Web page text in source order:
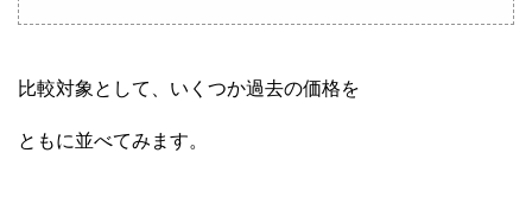
比較対象として、いくつか過去の価格を
ともに並べてみます。